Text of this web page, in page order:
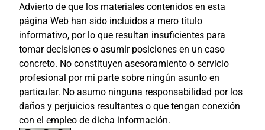
Advierto de que los materiales contenidos en esta
página Web han sido incluidos a mero título
informativo, por lo que resultan insuficientes para
tomar decisiones o asumir posiciones en un caso
concreto. No constituyen asesoramiento o servicio
profesional por mi parte sobre ningún asunto en
particular. No asumo ninguna responsabilidad por los
daños y perjuicios resultantes o que tengan conexión
con el empleo de dicha información.